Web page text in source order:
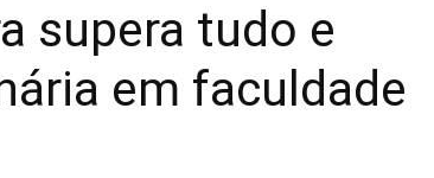
supera tudo e
em faculdade